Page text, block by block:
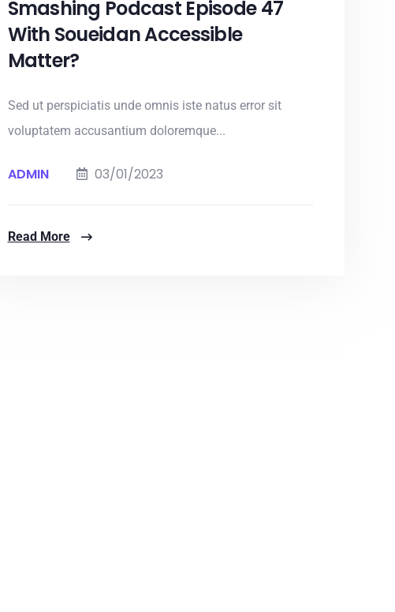
Smashing Podcast Episode 47
With Soueidan Accessible
Matter?
Sed ut perspiciatis unde omnis iste natus error sit
voluptatem accusantium doloremque...
ADMIN 03/01/2023
Read More